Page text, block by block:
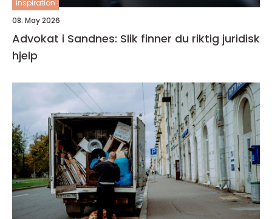
inspiration
08. May 2026
Advokat i Sandnes: Slik finner du riktig juridisk
hjelp